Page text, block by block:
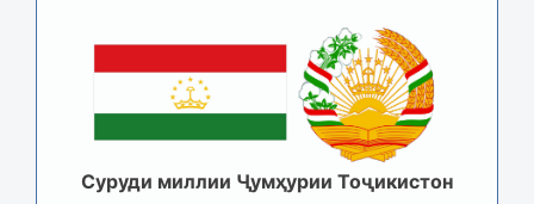
Суруди миллии Ҷумҳурии Тоҷикистон